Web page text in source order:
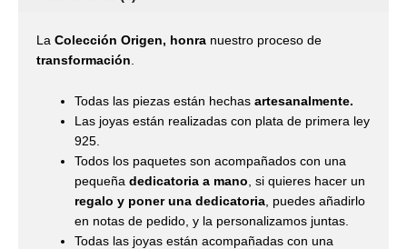
La Colección Origen, honra nuestro proceso de
transformación.
Todas las piezas están hechas artesanalmente.
Las joyas están realizadas con plata de primera ley
925.
Todos los paquetes son acompañados con una
pequeña dedicatoria a mano , si quieres hacer un
regalo y poner una dedicatoria , puedes añadirlo
en notas de pedido, y la personalizamos juntas.
Todas las joyas están acompañadas con una